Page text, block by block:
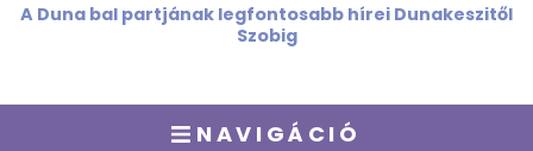
A Duna bal partjának legfontosabb hírei Dunakeszitől
Szobig
NAVIGÁCIÓ